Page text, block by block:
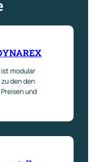
ist modular
den den
und